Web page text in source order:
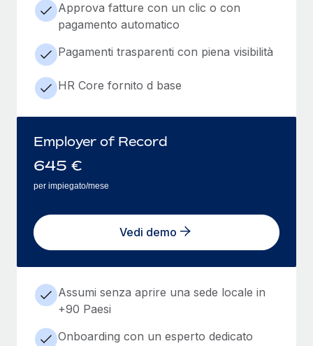
Approva fatture con un clic o con
pagamento automatico
Pagamenti trasparenti con piena visibilità
HR Core fornito d base
Employer of Record
645 €
per impiegato/mese
Vedi demo
Assumi senza aprire una sede locale in
+90 Paesi
Onboarding con un esperto dedicato